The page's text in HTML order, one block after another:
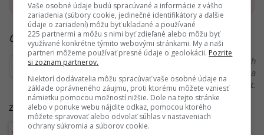
Čítaj viac z kategórie:Financie a kryptomeny
Ďakujeme, že čítaš Startitup. V prípade, že máš postreh
alebo si našiel v článku chybu, napíš nám na
redakcia@startitup.sk.
Zdroj:livebird.cz
Financie a kryptomeny
Vaše osobné údaje budú spracúvané a informácie z vášho
zariadenia (súbory cookie, jedinečné identifikátory a ďalšie
údaje o zariadení) môžu byť ukladané a používané
225 partnermi a môžu s nimi byť zdieľané alebo môžu byť
využívané konkrétne týmito webovými stránkami. My a naši
partneri môžeme používať presné údaje o geolokácii. Pozrite
si zoznam partnerov.
Niektorí dodávatelia môžu spracúvať vaše osobné údaje na
základe oprávneného záujmu, proti ktorému môžete vzniesť
námietku pomocou možností nižšie. Dole na tejto stránke
alebo v ponuke webu nájdite odkaz, pomocou ktorého
môžete spravovať alebo odvolať súhlas v nastaveniach
ochrany súkromia a súborov cookie.